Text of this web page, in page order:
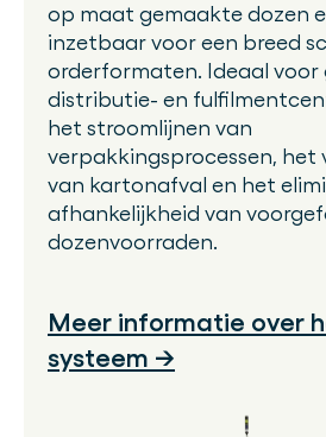
op maat gemaakte dozen
inzetbaar voor een breed
orderformaten. Ideaal voor
distributie- en
het stroomlijnen van
verpakkingsprocessen, het
van kartonafval en het
afhankelijkheid van
dozenvoorraden.
Meer informatie over
systeem →